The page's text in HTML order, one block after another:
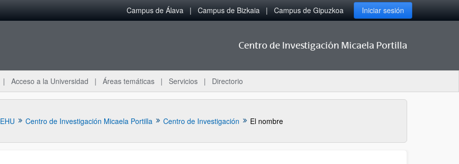
Campus de Álava Campus de Bizkaia Campus de Gipuzkoa Iniciar sesión
Centro de Investigación Micaela Portilla
Acceso a la Universidad Áreas temáticas Servicios Directorio
EHU Centro de Investigación Micaela Portilla Centro de Investigación El nombre